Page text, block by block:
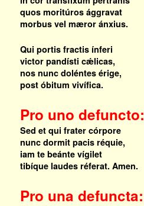
quos moritúros ággravat
morbus vel mæror ánxius.
Qui portis fractis ínferi
victor pandísti cǽlicas,
nos nunc doléntes érige,
post óbitum vivífica.
Pro uno defuncto:
Sed et qui frater córpore
nunc dormit pacis réquie,
iam te beánte vígilet
tibíque laudes réferat. Amen.
Pro una defuncta: